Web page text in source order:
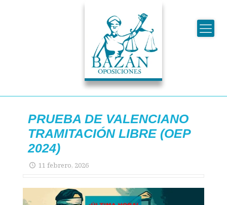
PRUEBA DE VALENCIANO
TRAMITACIÓN LIBRE (OEP
2024)
11 febrero, 2026